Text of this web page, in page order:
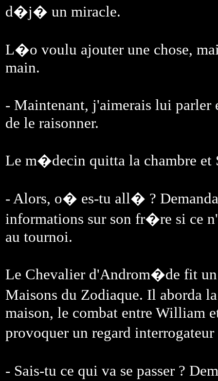
d�j� un miracle.
L�o voulu ajouter une chose,
main.
- Maintenant, j'aimerais lui parler
de le raisonner.
Le m�decin quitta la chambre
- Alors, o� es-tu all� ?
informations sur son fr�re si
au tournoi.
Le Chevalier d'Androm�de fit
Maisons du Zodiaque. Il aborda
maison, le combat entre William
provoquer un regard
- Sais-tu ce qui va se passer ?